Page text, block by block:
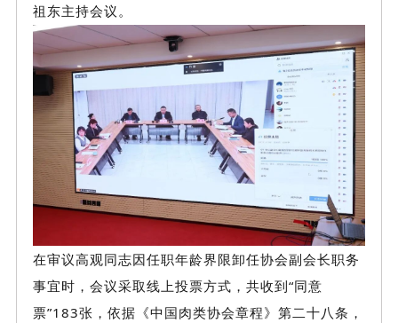
祖东主持会议。
在审议高观同志因任职年龄界限卸任协会副会长职务
事宜时，会议采取线上投票方式，共收到“同意
票”183张，依据《中国肉类协会章程》第二十八条，